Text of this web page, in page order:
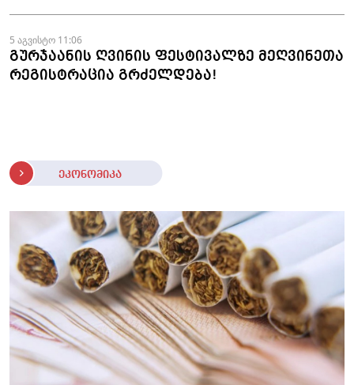
5 აგვისტო 11:06
გურჯაანის ღვინის ფესტივალზე მეღვინეთა
რეგისტრაცია გრძელდება!
ეკონომიკა